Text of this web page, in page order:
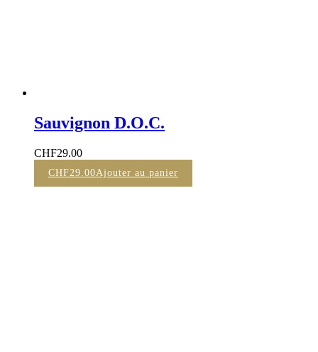
Sauvignon D.O.C.
CHF29.00
CHF29.00Ajouter au panier